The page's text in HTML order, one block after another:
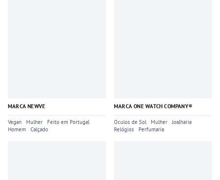
MARCA NEWVE
Vegan Mulher
Feito em Portugal
Homem
Calçado
MARCA ONE WATCH COMPANY®
Oculos de Sol Mulher
Joalharia
Relógios
Perfumaria